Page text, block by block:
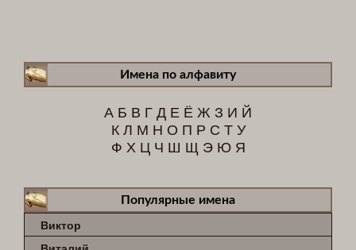
Имена по алфавиту
А Б В ГД Е Ё Ж З И Й
К Л М Н О П Р С Т У
Ф Х Ц Ч Ш Щ Э Ю Я
Популярные имена
Виктор